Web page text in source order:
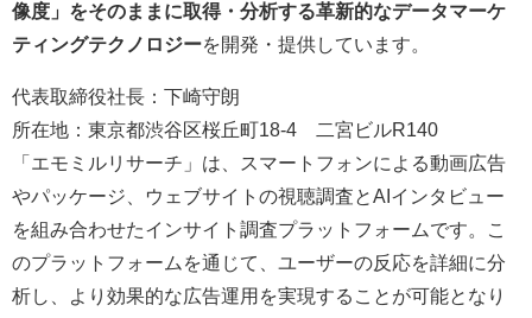
像度」をそのままに取得・分析する革新的なデータマーケ
ティングテクノロジーを開発・提供しています。
代表取締役社長：下崎守朗
所在地：東京都渋谷区桜丘町18-4 二宮ビルR140
「エモミルリサーチ」は、スマートフォンによる動画広告
やパッケージ、ウェブサイトの視聴調査とAIインタビュー
を組み合わせたインサイト調査プラットフォームです。こ
のプラットフォームを通じて、ユーザーの反応を詳細に分
析し、より効果的な広告運用を実現することが可能となり